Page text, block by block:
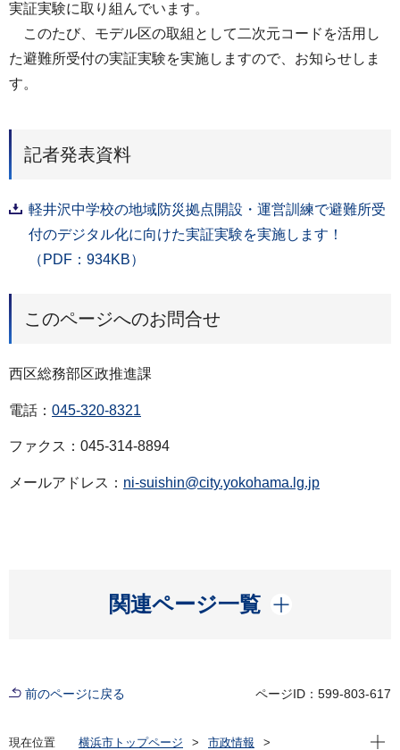
実証実験に取り組んでいます。
このたび、モデル区の取組として二次元コードを活用し
た避難所受付の実証実験を実施しますので、お知らせしま
す。
記者発表資料
軽井沢中学校の地域防災拠点開設・運営訓練で避難所受
付のデジタル化に向けた実証実験を実施します！
（PDF：934KB）
このページへのお問合せ
西区総務部区政推進課
電話： 045-320-8321
ファクス：045-314-8894
メールアドレス： ni-suishin@city.yokohama.lg.jp
関連ページ一覧
開く
前のページに戻る ページID：599-803-617
現在位置 横浜市トップページ
市政情報
現在